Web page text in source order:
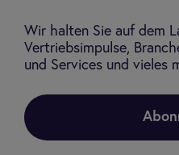
Wir halten Sie auf dem
Vertriebsimpulse,
und Services und vieles